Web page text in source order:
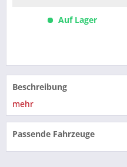
Auf Lager
Beschreibung
mehr
Passende Fahrzeuge